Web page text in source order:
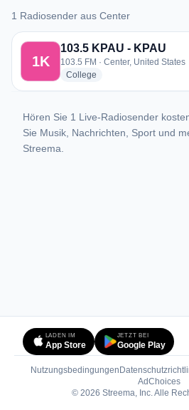
1 Radiosender aus Center
1 Radiosender aus Center
1K
103.5 KPAU - KPAU
103.5 FM · Center, United States
College
Hören Sie 1 Live-Radiosender
Sie Musik, Nachrichten, Sport und
Streema.
LADEN IM
App Store
JETZT BEI
Google Play
Nutzungsbedingungen
AdChoices
© 2026 Streema, Inc. Alle